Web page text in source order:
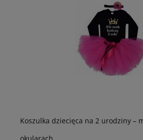
Koszulka dziecięca na 2 urodziny –
okularach